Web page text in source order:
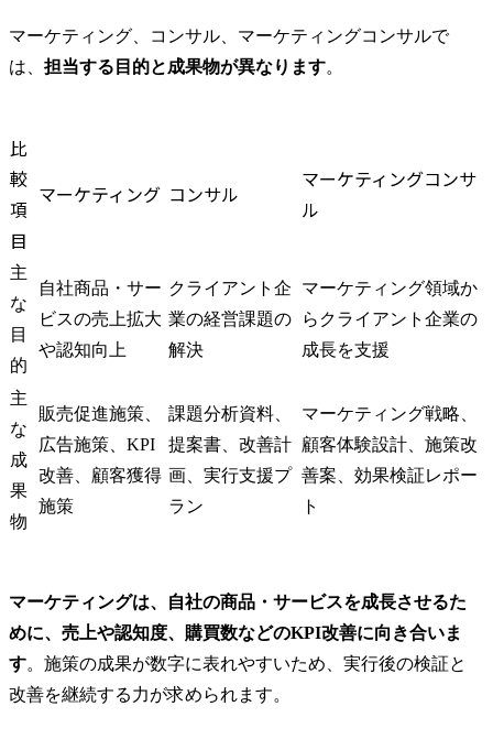
マーケティング、コンサル、マーケティングコンサルで
は、 担当する目的と成果物が異なります。
比
較
項
目
マーケティング コンサル
マーケティングコンサ
ル
主
な
目
的
自社商品・サー
ビスの売上拡大
や認知向上
クライアント企
業の経営課題の
解決
マーケティング領域か
らクライアント企業の
成長を支援
主
な
成
果
物
販売促進施策、
広告施策、KPI
改善、顧客獲得
施策
課題分析資料、
提案書、改善計
画、実行支援プ
ラン
マーケティング戦略、
顧客体験設計、施策改
善案、効果検証レポー
ト
マーケティングは、自社の商品・サービスを成長させるた
めに、売上や認知度、購買数などのKPI改善に向き合いま
す。施策の成果が数字に表れやすいため、実行後の検証と
改善を継続する力が求められます。